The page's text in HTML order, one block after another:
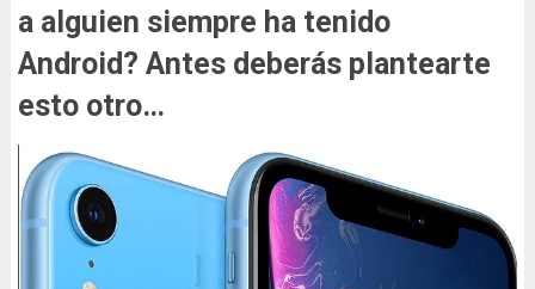
a alguien siempre ha tenido
Android? Antes deberás plantearte
esto otro…